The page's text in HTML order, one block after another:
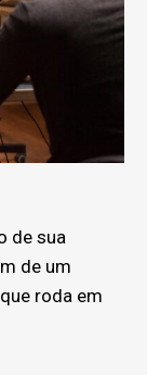
de sua
de um
roda em